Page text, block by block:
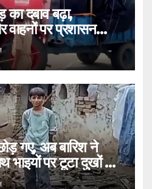
का दबाव बढ़ा,
पर प्रशासन
गए, अब बारिश ने
भाइयों पर टूटा दुखों का